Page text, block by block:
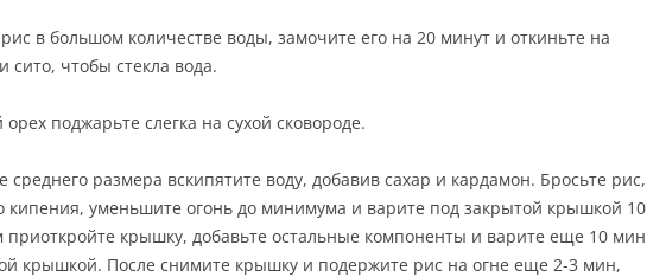
в большом количестве воды, замочите его на 20 минут и откиньте на
сито, чтобы стекла вода.
поджарьте слегка на сухой сковороде.
среднего размера вскипятите воду, добавив сахар и кардамон. Бросьте рис,
кипения, уменьшите огонь до минимума и варите под закрытой крышкой 10
крышку, добавьте остальные компоненты и варите еще 10 мин
крышкой. После снимите крышку и подержите рис на огне еще 2-3 мин,